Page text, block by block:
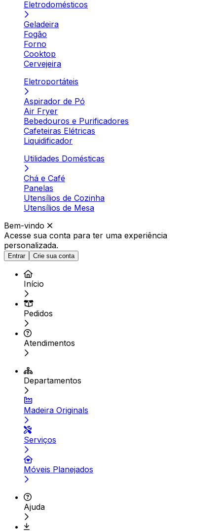
Eletrodomésticos
Geladeira
Fogão
Forno
Cooktop
Cervejeira
Eletroportáteis
Aspirador de Pó
Air Fryer
Bebedouros e Purificadores
Cafeteiras Elétricas
Liquidificador
Utilidades Domésticas
Chá e Café
Panelas
Utensílios de Cozinha
Utensílios de Mesa
Bem-vindo
Acesse sua conta para ter uma experiência
personalizada.
Entrar Crie sua conta
Início
Pedidos
Atendimentos
Departamentos
Madeira Originals
Serviços
Móveis Planejados
Ajuda